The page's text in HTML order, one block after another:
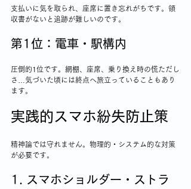
支払いに気を取られ、座席に置き忘れがちです。領
収書がないと追跡が難しいのです。
第1位：電車・駅構内
圧倒的1位です。網棚、座席、乗り換え時の慌ただし
さ…気づいた頃には終点へ旅立っていることもあり
ます。
実践的スマホ紛失防止策
精神論では守れません。物理的・システム的な対策
が必要です。
1. スマホショルダー・ストラ